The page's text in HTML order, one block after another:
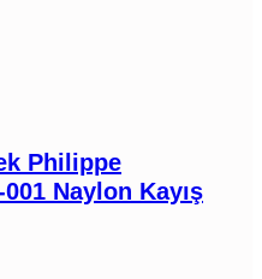
Philippe
Naylon Kayış